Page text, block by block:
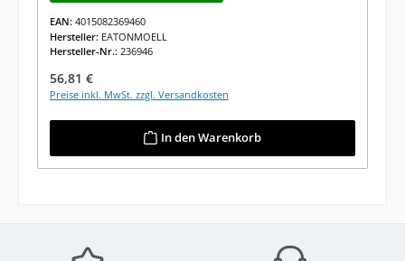
EAN: 4015082369460
Hersteller: EATONMOELL
Hersteller-Nr.: 236946
Regulärer Preis:
56,81 €
Preise inkl. MwSt. zzgl. Versandkosten
In den Warenkorb